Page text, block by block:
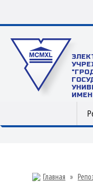
Главная »